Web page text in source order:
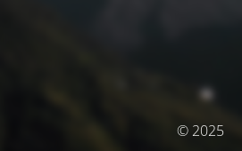
© 2025